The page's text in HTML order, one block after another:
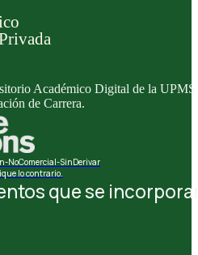
Académico Digital de la
de Carrera.
NoComercial-SinDerivar
lo contrario.
que se